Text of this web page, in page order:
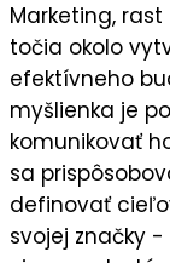
Marketing,
točia okolo
efektívneho
myšlienka je
komunikovať
sa
definovať
svojej značky -